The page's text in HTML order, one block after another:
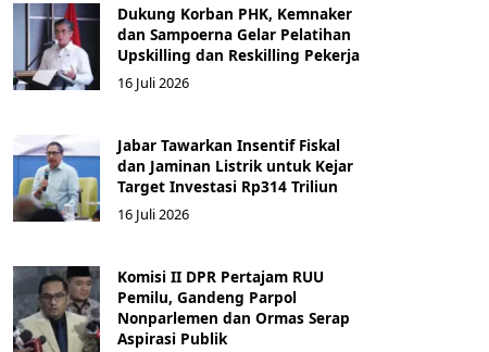
Dukung Korban PHK, Kemnaker
dan Sampoerna Gelar Pelatihan
Upskilling dan Reskilling Pekerja
16 Juli 2026
Jabar Tawarkan Insentif Fiskal
dan Jaminan Listrik untuk Kejar
Target Investasi Rp314 Triliun
16 Juli 2026
Komisi II DPR Pertajam RUU
Pemilu, Gandeng Parpol
Nonparlemen dan Ormas Serap
Aspirasi Publik